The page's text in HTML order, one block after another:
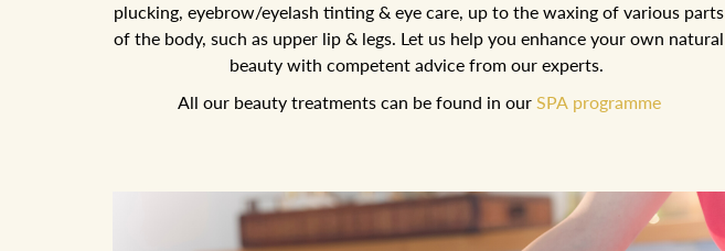
plucking, eyebrow/eyelash tinting & eye care, up to the waxing of various parts
of the body, such as upper lip & legs. Let us help you enhance your own natural
beauty with competent advice from our experts.
All our beauty treatments can be found in our SPA programme